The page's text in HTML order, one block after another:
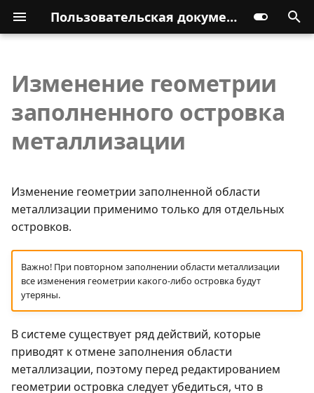
Пользовательская документация
Изменение геометрии
заполненного островка
металлизации
Изменение геометрии заполненной области
металлизации применимо только для отдельных
островков.
Важно! При повторном заполнении области металлизации
все изменения геометрии какого-либо островка будут
утеряны.
В системе существует ряд действий, которые
приводят к отмене заполнения области
металлизации, поэтому перед редактированием
геометрии островка следует убедиться, что в